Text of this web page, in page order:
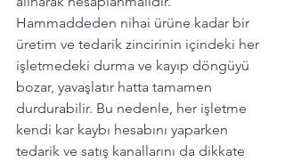
Hammaddeden nihai ürüne kadar bir
üretim ve tedarik zincirinin içindeki her
işletmedeki durma ve kayıp döngüyü
bozar, yavaşlatır hatta tamamen
durdurabilir. Bu nedenle, her işletme
kendi kar kaybı hesabını yaparken
tedarik ve satış kanallarını da dikkate